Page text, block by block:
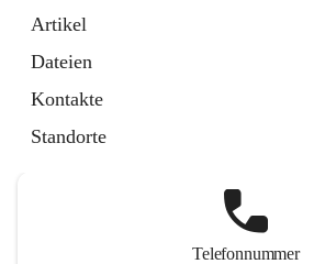
Artikel
Dateien
Kontakte
Standorte
Telefonnummer